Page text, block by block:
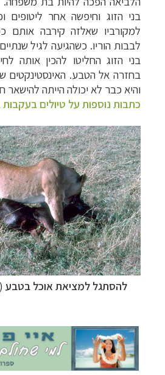
בני הזוג וחיפשה אחר ליטופים
למקורביו שאלזה קירבה
לבבות הוריו. כשהגיעה לגיל
בני הזוג החליטו להכין אותה
בחזרה אל הטבע. האינסטינקטים
והיא כבר לא יכולה הייתה להישאר
כתבות נוספות על טיולים בעקבות
להסתגל למציאת אוכל בטבע
קרוזים והפלגות נופש
תכנון טיולים למדינות
»
תכנוןטיולים
היעדים »